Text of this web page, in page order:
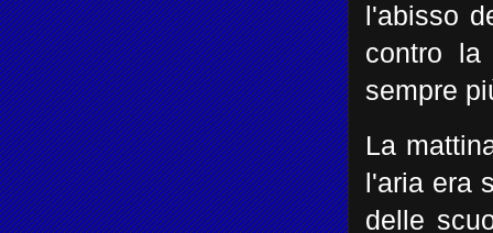
l'abisso
contro
sempre
La
l'aria era
delle